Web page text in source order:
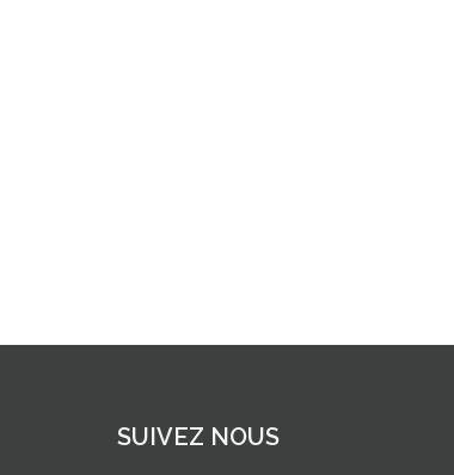
SUIVEZ NOUS